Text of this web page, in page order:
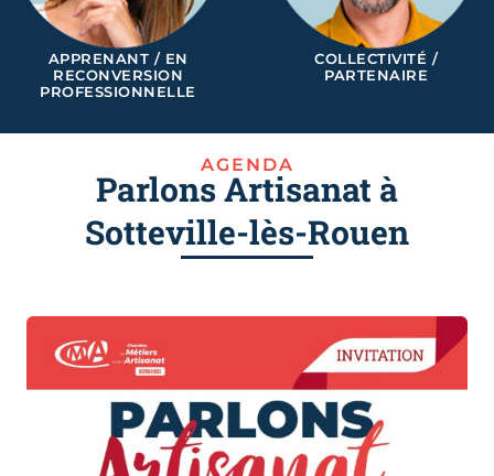
APPRENANT / EN
RECONVERSION
PROFESSIONNELLE
COLLECTIVITÉ /
PARTENAIRE
AGENDA
Parlons Artisanat à
Sotteville-lès-Rouen